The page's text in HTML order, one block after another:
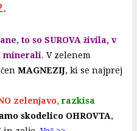
to so SUROVA živila, v
minerali. V zelenem
MAGNEZIJ, ki se najprej
zelenjavo, razkisa
skodelico OHROVTA,